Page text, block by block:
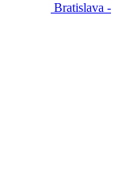
Bratislava -